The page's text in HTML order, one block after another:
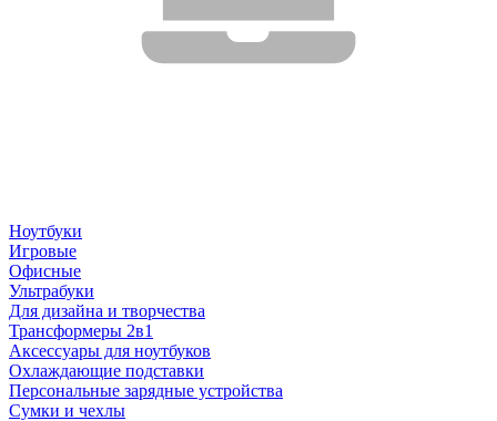
Ноутбуки
Игровые
Офисные
Ультрабуки
Для дизайна и творчества
Трансформеры 2в1
Аксессуары для ноутбуков
Охлаждающие подставки
Персональные зарядные устройства
Сумки и чехлы